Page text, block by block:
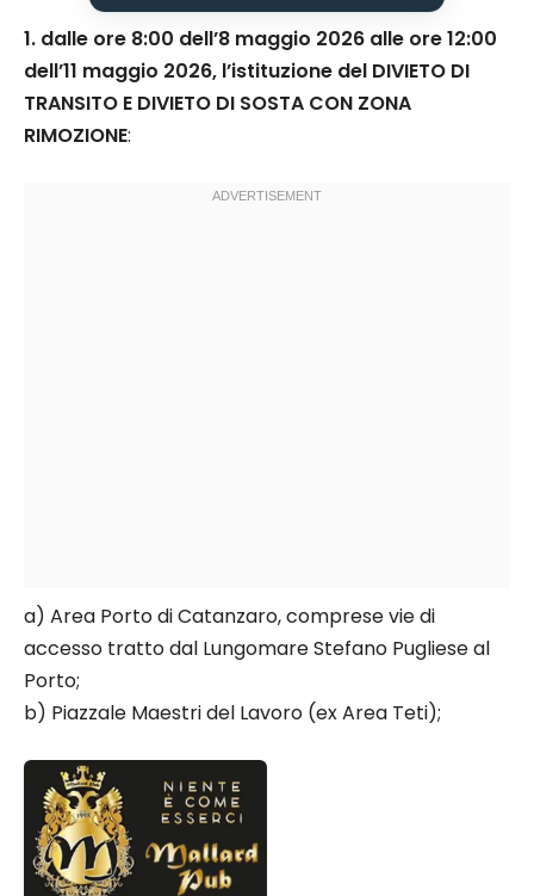
1. dalle ore 8:00 dell’8 maggio 2026 alle ore 12:00
dell’11 maggio 2026, l’istituzione del DIVIETO DI
TRANSITO E DIVIETO DI SOSTA CON ZONA
RIMOZIONE:
a) Area Porto di Catanzaro, comprese vie di
accesso tratto dal Lungomare Stefano Pugliese al
Porto;
b) Piazzale Maestri del Lavoro (ex Area Teti);